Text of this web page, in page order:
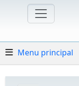
Menu principal